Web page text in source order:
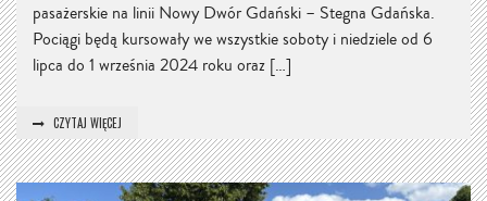
pasażerskie na linii Nowy Dwór Gdański – Stegna Gdańska.
Pociągi będą kursowały we wszystkie soboty i niedziele od 6
lipca do 1 września 2024 roku oraz […]
CZYTAJ WIĘCEJ